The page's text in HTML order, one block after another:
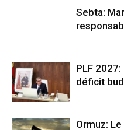
Sebta:
PLF
déficit
Ormuz: